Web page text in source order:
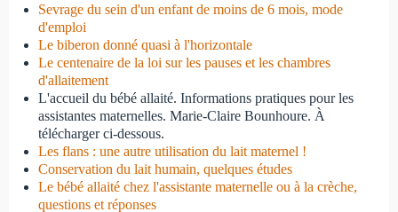
Sevrage du sein d'un enfant de moins de 6 mois, mode
d'emploi
Le biberon donné quasi à l'horizontale
Le centenaire de la loi sur les pauses et les chambres
d'allaitement
L'accueil du bébé allaité. Informations pratiques pour les
assistantes maternelles. Marie-Claire Bounhoure. À
télécharger ci-dessous.
Les flans : une autre utilisation du lait maternel !
Conservation du lait humain, quelques études
Le bébé allaité chez l'assistante maternelle ou à la crèche,
questions et réponses